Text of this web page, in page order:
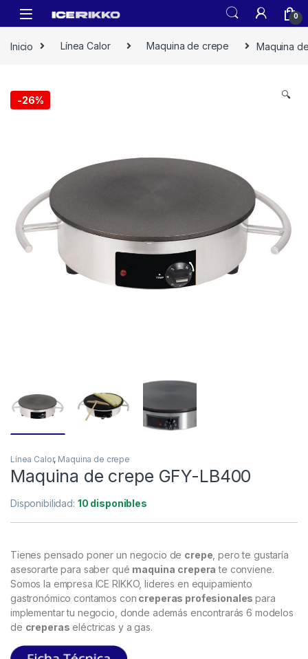
0
Inicio Línea Calor Maquina de crepe Maquina
-26% 🔍
Línea Calor, Maquina de crepe
Maquina de crepe GFY-LB400
Disponibilidad: 10 disponibles
Tienes pensado poner un negocio de crepe , pero te gustaría
asesorarte para saber qué maquina crepera te conviene.
Somos la empresa ICE RIKKO, lideres en equipamiento
gastronómico contamos con creperas profesionalespara
implementar tu negocio, donde además encontrarás 6 modelos
de creperas eléctricas y a gas.